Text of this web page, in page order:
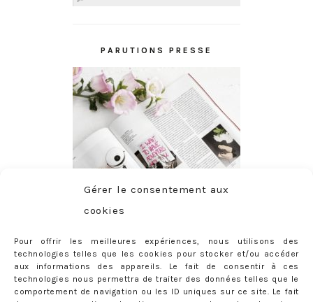
Gérer le consentement aux
cookies
Pour offrir les meilleures expériences, nous utilisons des
technologies telles que les cookies pour stocker et/ou accéder
aux informations des appareils. Le fait de consentir à ces
technologies nous permettra de traiter des données telles que le
comportement de navigation ou les ID uniques sur ce site. Le fait
PARUTIONS PRESSE